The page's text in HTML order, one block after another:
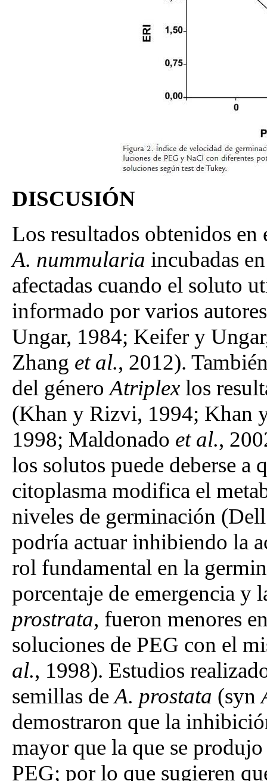
DISCUSIÓN
Los resultados obtenidos en
A. nummularia incubadas
afectadas cuando el soluto
informado por varios
Ungar, 1984; Keifer y
Zhang et al., 2012).
del géneroAtriplex los
(Khan y Rizvi, 1994; Khan
1998; Maldonado et al.,
los solutos puede deberse a
citoplasma modifica el
niveles de germinación
podría actuar inhibiendo la
rol fundamental en la
porcentaje de emergencia
prostrata, fueron menores
soluciones de PEG con el
al., 1998). Estudios
semillas deA. prostata (syn
demostraron que la
mayor que la que se
PEG; por lo que sugieren